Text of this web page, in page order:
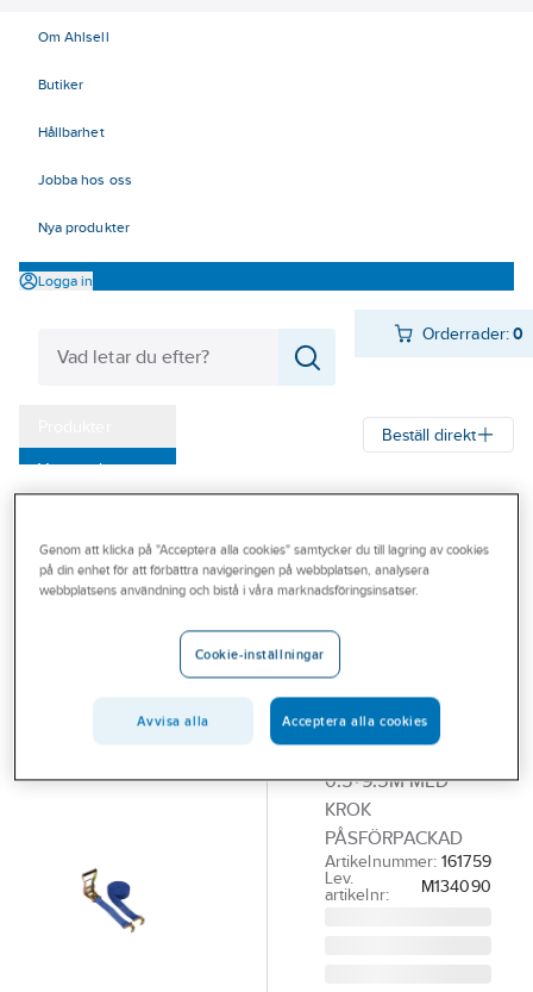
Om Ahlsell
Butiker
Hållbarhet
Jobba hos oss
Nya produkter
Logga in
Orderrader:0
Varumärken
Outlet
Branscher
Beställ direkt
GUNNEBO
Industrier LC
1,6 ton (4T)
SURRNING 4T
0.5+9.5M MED
KROK
PÅSFÖRPACKAD
Artikelnummer: 161759
Lev.
artikelnr:
M134090
Genom att klicka på "Acceptera alla cookies" samtycker du till lagring av cookies
på din enhet för att förbättra navigeringen på webbplatsen, analysera
webbplatsens användning och bistå i våra marknadsföringsinsatser.
Cookie-inställningar
Avvisa alla Acceptera alla cookies